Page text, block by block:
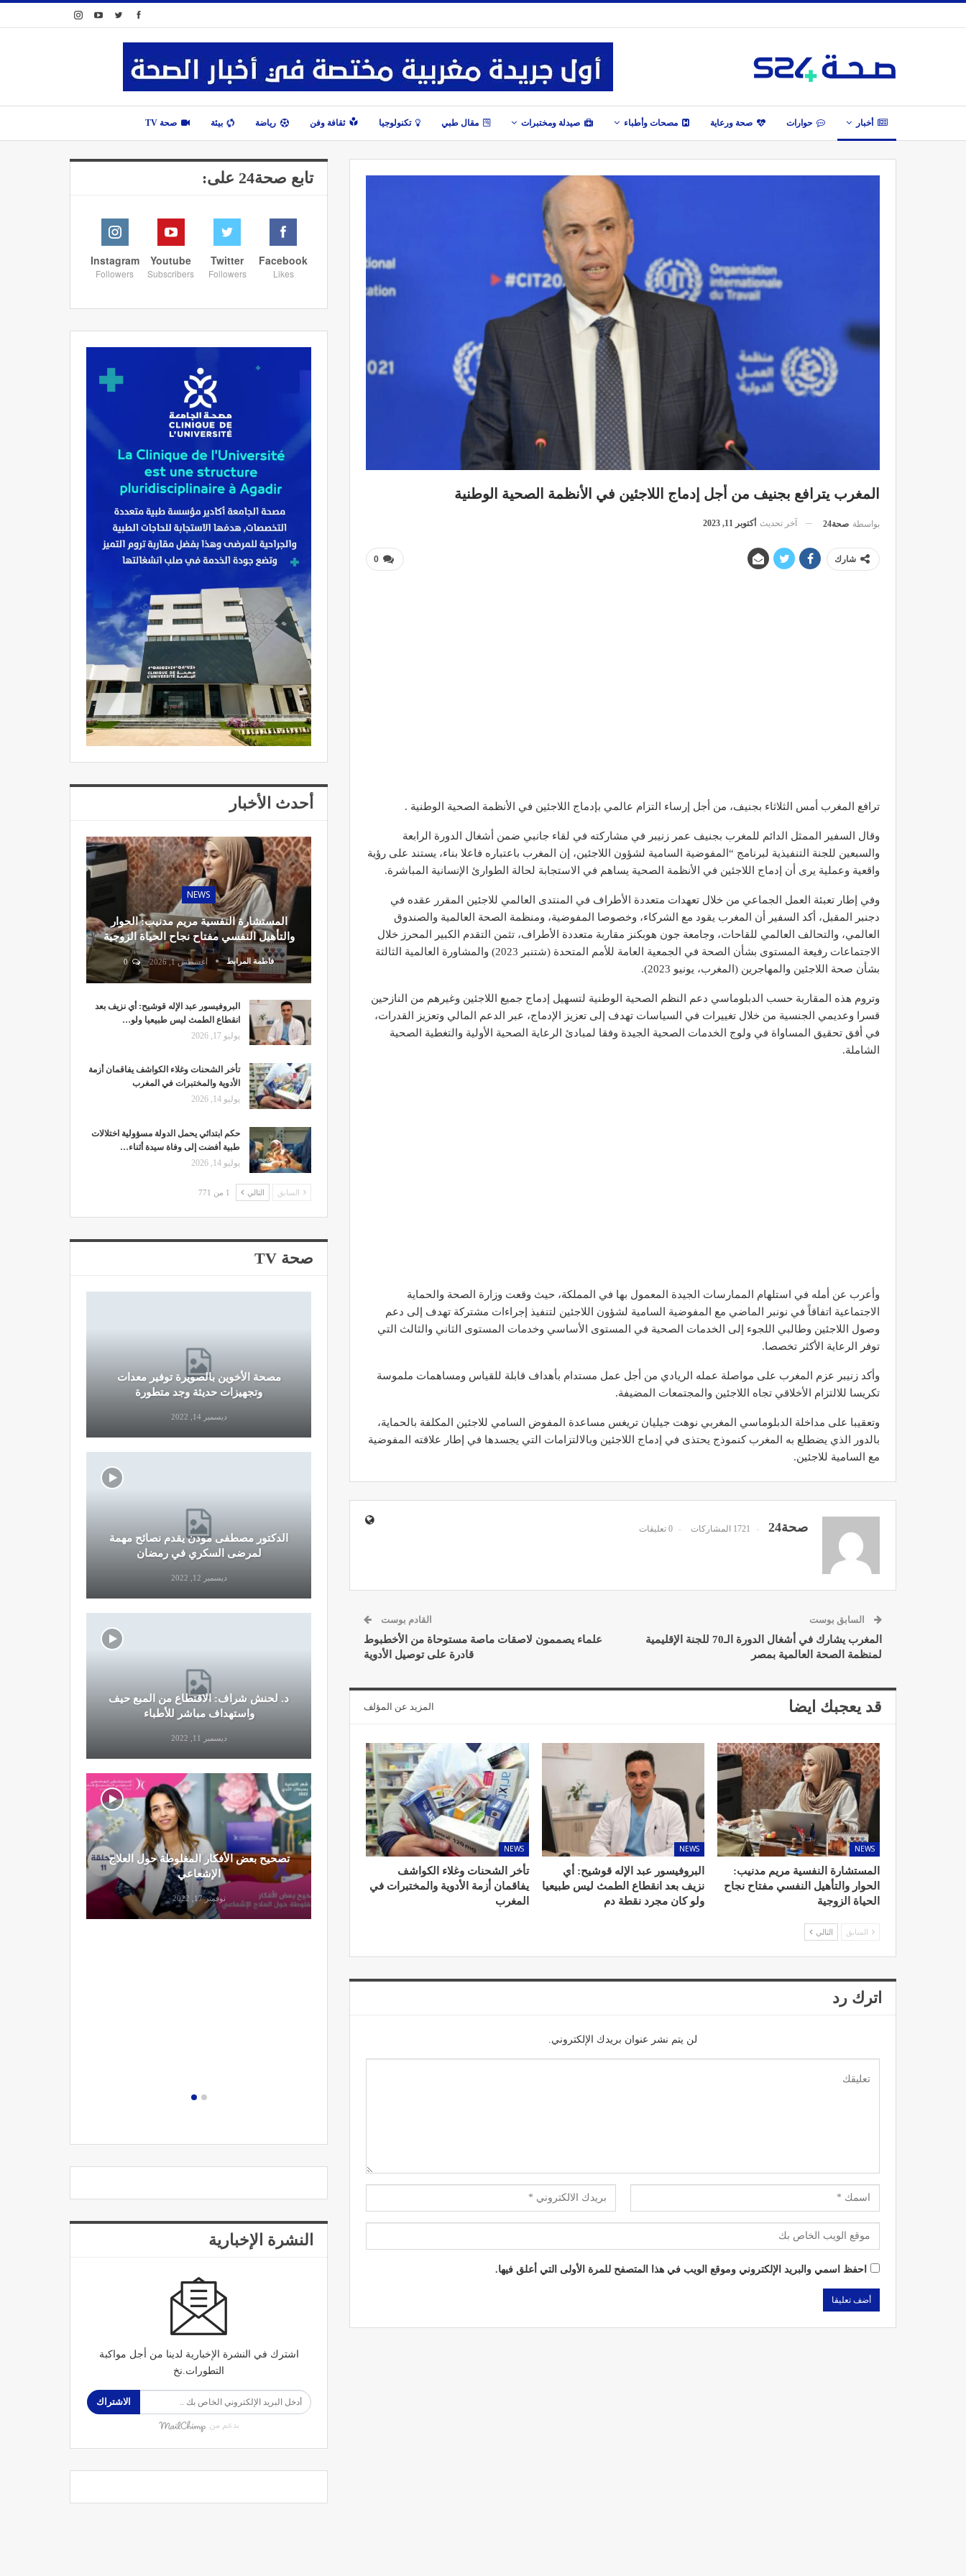
أخبار حوارات صحة ورعاية مصحات وأطباء صيدلة ومختبرات مقال طبي تكنولوجيا ثقافة وفن رياضة بيئة صحة TV
المغرب يترافع بجنيف من أجل إدماج اللاجئين في الأنظمة الصحية الوطنية
بواسطة صحة24 آخر تحديث أكتوبر 11, 2023
0 شارك
ترافع المغرب أمس الثلاثاء بجنيف، من أجل إرساء التزام عالمي بإدماج اللاجئين في الأنظمة الصحية الوطنية .
وقال السفير الممثل الدائم للمغرب بجنيف عمر زنيبر في مشاركته في لقاء جانبي ضمن أشغال الدورة الرابعة
والسبعين للجنة التنفيذية لبرنامج “المفوضية السامية لشؤون اللاجئين، إن المغرب باعتباره فاعلا بناء، يستند على رؤية
واقعية وعملية يرى أن إدماج اللاجئين في الأنظمة الصحية يساهم في الاستجابة لحالة الطوارئ الإنسانية المباشرة.
وفي إطار تعبئة العمل الجماعي من خلال تعهدات متعددة الأطراف في المنتدى العالمي للاجئين المقرر عقده في
دجنبر المقبل، أكد السفير أن المغرب يقود مع الشركاء، وخصوصا المفوضية، ومنظمة الصحة العالمية والصندوق
العالمي، والتحالف العالمي للقاحات، وجامعة جون هوبكنز مقاربة متعددة الأطراف، تثمن التقدم الكبير المحرز خلال
الاجتماعات رفيعة المستوى بشأن الصحة في الجمعية العامة للأمم المتحدة (شتنبر 2023) والمشاورة العالمية الثالثة
بشأن صحة اللاجئين والمهاجرين (المغرب، يونيو 2023).
وتروم هذه المقاربة حسب الدبلوماسي دعم النظم الصحية الوطنية لتسهيل إدماج جميع اللاجئين وغيرهم من النازحين
قسرا وعديمي الجنسية من خلال تغييرات في السياسات تهدف إلى تعزيز الإدماج، عبر الدعم المالي وتعزيز القدرات،
في أفق تحقيق المساواة في ولوج الخدمات الصحية الجيدة وفقا لمبادئ الرعاية الصحية الأولية والتغطية الصحية
الشاملة.
وأعرب عن أمله في استلهام الممارسات الجيدة المعمول بها في المملكة، حيث وقعت وزارة الصحة والحماية
الاجتماعية اتفاقاً في نونبر الماضي مع المفوضية السامية لشؤون اللاجئين لتنفيذ إجراءات مشتركة تهدف إلى دعم
وصول اللاجئين وطالبي اللجوء إلى الخدمات الصحية في المستوى الأساسي وخدمات المستوى الثاني والثالث التي
توفر الرعاية الأكثر تخصصا.
وأكد زنيبر عزم المغرب على مواصلة عمله الريادي من أجل عمل مستدام بأهداف قابلة للقياس ومساهمات ملموسة
تكريسا للالتزام الأخلاقي تجاه اللاجئين والمجتمعات المضيفة.
وتعقيبا على مداخلة الدبلوماسي المغربي نوهت جیلیان تریغس مساعدة المفوض السامي للاجئين المكلفة بالحماية،
بالدور الذي يضطلع به المغرب كنموذج يحتذى في إدماج اللاجئين وبالالتزامات التي يجسدها في إطار علاقته المفوضية
مع السامية للاجئين.
صحة24 1721 المشاركات 0 تعليقات
السابق بوست
المغرب يشارك في أشغال الدورة الـ70 للجنة الإقليمية
لمنظمة الصحة العالمية بمصر
القادم بوست
علماء يصممون لاصقات ماصة مستوحاة من الأخطبوط
قادرة على توصيل الأدوية
قد يعجبك ايضا المزيد عن المؤلف
NEWS
المستشارة النفسية مريم مدنيب:
الحوار والتأهيل النفسي مفتاح نجاح
الحياة الزوجية
NEWS
البروفيسور عبد الإله قوشيح: أي
نزيف بعد انقطاع الطمث ليس طبيعيا
ولو كان مجرد نقطة دم
NEWS
تأخر الشحنات وغلاء الكواشف
يفاقمان أزمة الأدوية والمختبرات في
المغرب
السابق التالي
اترك رد
لن يتم نشر عنوان بريدك الإلكتروني.
احفظ اسمي والبريد الإلكتروني وموقع الويب في هذا المتصفح للمرة الأولى التي أعلق فيها.
تابع صحة24 على:
Facebook
Likes
Twitter
Followers
Youtube
Subscribers
Instagram
Followers
أحدث الأخبار
NEWS
المستشارة النفسية مريم مدنيب: الحوار
والتأهيل النفسي مفتاح نجاح الحياة الزوجية
فاطمة المرابط أغسطس 1, 2026 0
البروفيسور عبد الإله قوشيح: أي نزيف بعد
انقطاع الطمث ليس طبيعيا ولو…
يوليو 17, 2026
تأخر الشحنات وغلاء الكواشف يفاقمان أزمة
الأدوية والمختبرات في المغرب
يوليو 14, 2026
حكم ابتدائي يحمل الدولة مسؤولية اختلالات
طبية أفضت إلى وفاة سيدة أثناء…
يوليو 14, 2026
السابق التالي 1 من 771
صحة TV
مصحة الأخوين بالصويرة توفير معدات
وتجهيزات حديثة وجد متطورة
الدكتور مصطفى مودن يقدم نصائح مهمة
تصحيح بعض الأفكار المغلوطة حول العلاج
الإشعاعي
نوفمبر 17, 2022
قرار جديد يعيد تنظيم تعويضات الحراسة
أبريل 16, 2026
تعزيز الصحة العامة
تحذير من تناول المحليات الصناعية.. ترفع
شعور القلق
ديسمبر 20, 2022
مصحة الأخوين بالصويرة توفير معدات
وتجهيزات حديثة وجد متطورة
ديسمبر 14, 2022
الدكتور مصطفى مودن يقدم نصائح مهمة
لمرضى السكري في رمضان
ديسمبر 12, 2022
د. لحنش شراف: الاقتطاع من المبع حيف
واستهداف مباشر للأطباء
ديسمبر 11, 2022
تصحيح بعض الأفكار المغلوطة حول العلاج
الإشعاعي
نوفمبر 17, 2022
النشرة الإخبارية
اشترك في النشرة الإخبارية لدينا من أجل مواكبة
التطورات.نخ
الاشتراك
بدعم من